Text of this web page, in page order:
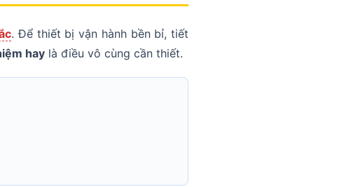
. Để thiết bị vận hành bền bỉ, tiết
hay là điều vô cùng cần thiết.